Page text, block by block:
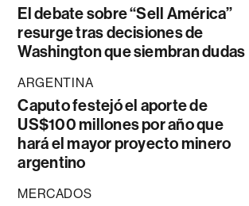
El debate sobre “Sell América”
resurge tras decisiones de
Washington que siembran dudas
ARGENTINA
Caputo festejó el aporte de
US$100 millones por año que
hará el mayor proyecto minero
argentino
MERCADOS